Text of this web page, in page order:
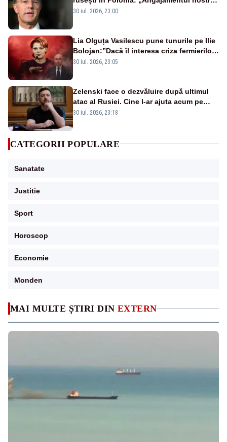
MAI MULTE ȘTIRI DIN EXTERN
este neclintit”
30 iul. 2026, 23:00
Lia Olguța Vasilescu pune tunurile pe Ilie
Bolojan:”Dacă îl interesa criza fermierilor
pleca din funcție”
30 iul. 2026, 23:05
Zelenski face o dezvăluire după ultimul
atac al Rusiei. Cine l-ar ajuta acum pe
Putin cu arme
30 iul. 2026, 23:18
CATEGORII POPULARE
Sanatate
Justitie
Sport
Horoscop
Economie
Monden